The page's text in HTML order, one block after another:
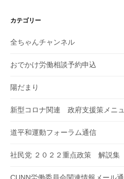
カテゴリー
全ちゃんチャンネル
おでかけ労働相談予約申込
陽だまり
新型コロナ関連 政府支援策メニ
道平和運動フォーラム通信
社民党 ２０２２重点政策 解説集